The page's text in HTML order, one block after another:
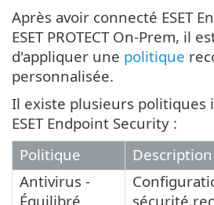
Après avoir connecté ESET
ESET PROTECT On-Prem, il
d'appliquer une politique
personnalisée.
Il existe plusieurs politiques
ESET Endpoint Security :
Politique
Description
Antivirus -
Équilibré
sécurité